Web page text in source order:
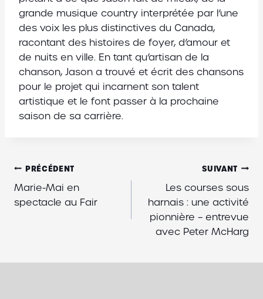
grande musique country interprétée par l’une
des voix les plus distinctives du Canada,
racontant des histoires de foyer, d’amour et
de nuits en ville. En tant qu’artisan de la
chanson, Jason a trouvé et écrit des chansons
pour le projet qui incarnent son talent
artistique et le font passer à la prochaine
saison de sa carrière.
Navigation
de
PRÉCÉDENT
Marie-Mai en
spectacle au Fair
SUIVANT
Les courses sous
harnais : une activité
pionnière – entrevue
avec Peter McHarg